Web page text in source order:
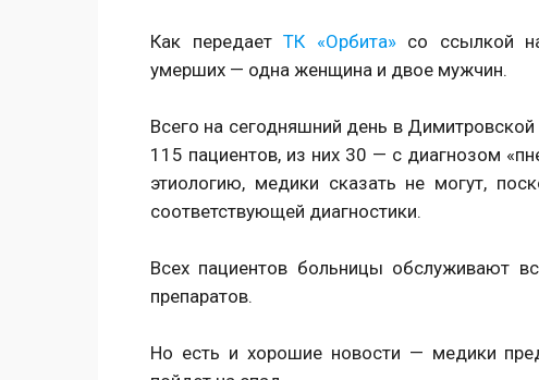
Как передаетТК «Орбита»со ссылкой на
умерших — одна женщина и двое мужчин.
Всего на сегодняшний день в
115 пациентов, из них 30 — с диагнозом
этиологию, медики сказать не могут,
соответствующей диагностики.
Всех пациентов больницы обслуживают
препаратов.
Но есть и хорошие новости — медики